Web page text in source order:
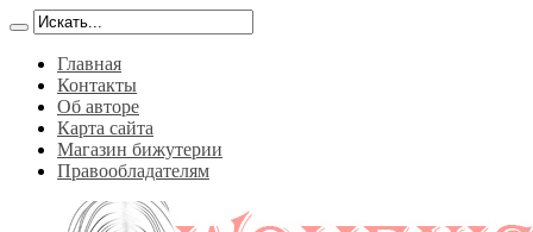
Главная
Контакты
Об авторе
Карта сайта
Магазин бижутерии
Правообладателям